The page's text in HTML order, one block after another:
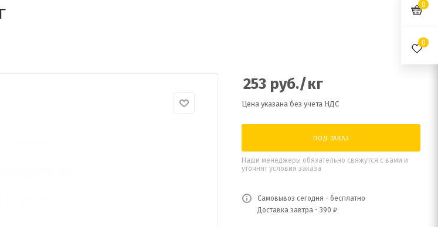
253 руб./кг
Цена указана без учета НДС
ПОД ЗАКАЗ
Наши менеджеры обязательно свяжутся с вами и
уточнят условия заказа
Самовывоз сегодня - бесплатно
Доставка завтра - 390 ₽
0
0